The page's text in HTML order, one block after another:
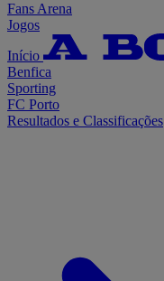
Fans Arena
Jogos
Início
Benfica
Sporting
FC Porto
Resultados e Classificações